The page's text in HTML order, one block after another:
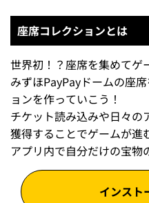
座席コレクションとは
世界初！？座席を集めてゲ
みずほPayPayドームの座
ョンを作っていこう！
チケット読み込みや日々の
獲得することでゲームが進
アプリ内で自分だけの宝物
インスト